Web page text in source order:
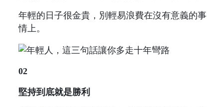
年輕的日子很金貴，別輕易浪費在沒有意義的事
情上。
02
堅持到底就是勝利